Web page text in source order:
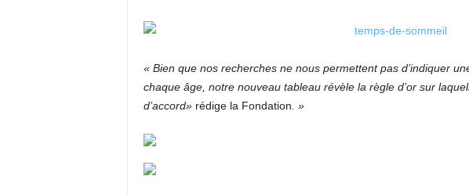
« Bien que nos recherches ne nous permettent pas d’indiquer
chaque âge, notre nouveau tableau révèle la règle d’or sur
d’accord» rédige la Fondation . »